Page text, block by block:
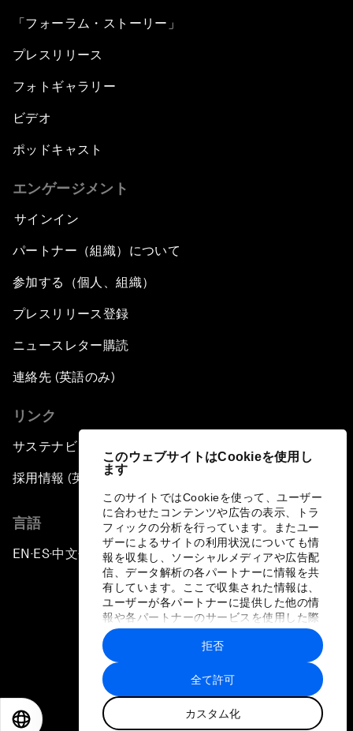
このウェブサイトはCookieを使用し
ます
このサイトではCookieを使って、ユーザー
に合わせたコンテンツや広告の表示、トラ
フィックの分析を行っています。またユー
ザーによるサイトの利用状況についても情
報を収集し、ソーシャルメディアや広告配
信、データ解析の各パートナーに情報を共
有しています。ここで収集された情報は、
ユーザーが各パートナーに提供した他の情
報や各パートナーのサービスを使用した際
に収集された情報と組み合わされ、各パー
トナーによって使用されることがありま
す。
全て許可
カスタム化
拒否
「フォーラム・ストーリー」
プレスリリース
フォトギャラリー
ビデオ
ポッドキャスト
エンゲージメント
サインイン
パートナー（組織）について
参加する（個人、組織）
プレスリリース登録
ニュースレター購読
連絡先 (英語のみ)
リンク
サステナビリティへの取り組み
採用情報 (英語のみ)
言語
EN ▪ES▪中文▪ 日本語
プライバシーポリシーと利用規約
サイトマップ
©
世界経済フォーラム